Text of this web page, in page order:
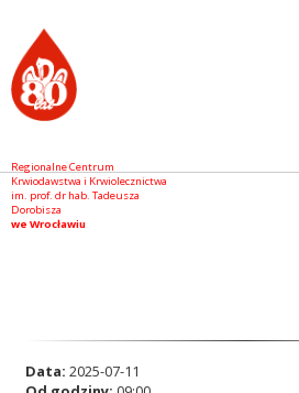
Regionalne Centrum
Krwiodawstwa i Krwiolecznictwa
im. prof. dr hab. Tadeusza
Dorobisza
we Wrocławiu
Data: 2025-07-11